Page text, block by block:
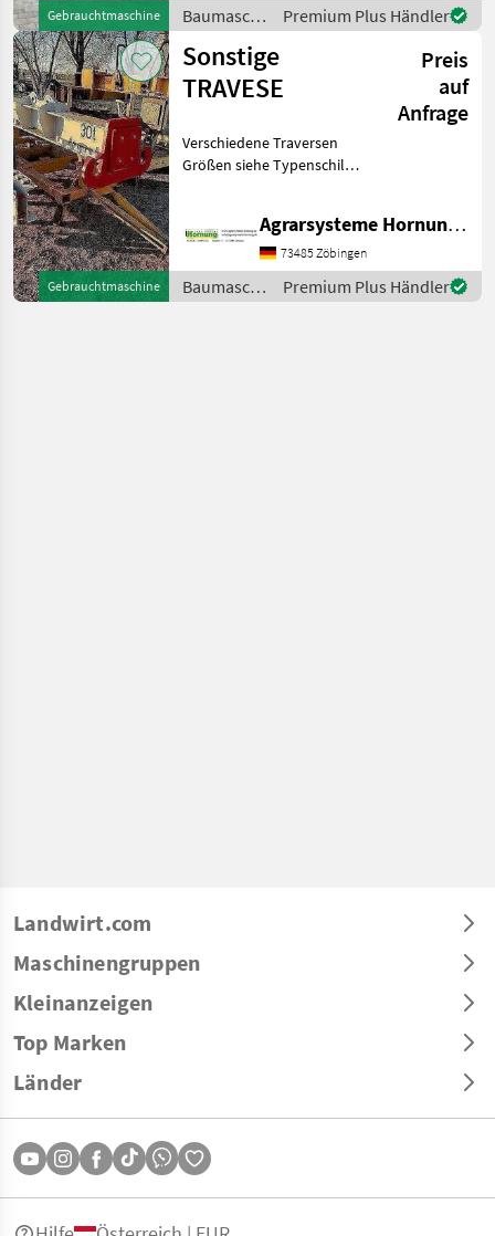
Gebrauchtmaschine
Minibagger
Baumaschinen
/ Kubota
Premium Plus Händler
Gebrauchtmaschine
Sonstige
TRAVESE
Preis
auf
Anfrage
Verschiedene Traversen
Größen siehe Typenschild
Sonstige Baumaschinen
Agrarsysteme Hornung GmbH & Co. KG
73485 Zöbingen
Baumaschinen
/ Sonstige
Premium Plus Händler
Landwirt.com
Maschinengruppen
Kleinanzeigen
Top Marken
Länder